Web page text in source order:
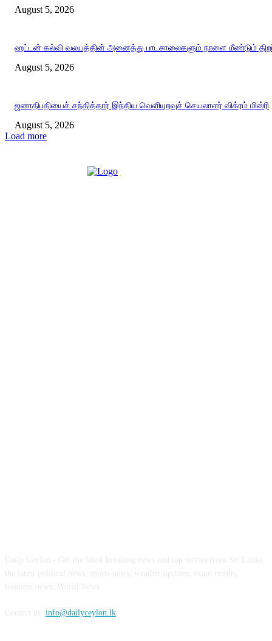
August 5, 2026
ஹட்டன் கல்வி வலயத்தின் அனைத்து பாடசாலைகளும் நாளை மீண்டும்
August 5, 2026
ஜனாதிபதியைச் சந்தித்தார் இந்திய வெளியுறவுச் செயலாளர் விக்ரம் மிஸ்ரி
August 5, 2026
Load more
info@dailyceylon.lk